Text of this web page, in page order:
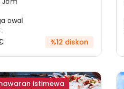
awal
%12 diskon
istimewa